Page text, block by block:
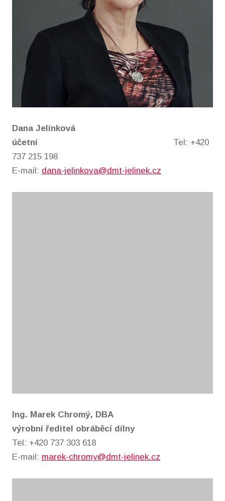
Dana Jelínková
účetní
Tel: +420
737 215 198
E-mail: dana-jelinkova@dmt-jelinek.cz
Ing. Marek Chromý, DBA
výrobní ředitel obráběcí dílny
Tel: +420 737 303 618
E-mail: marek-chromy@dmt-jelinek.cz